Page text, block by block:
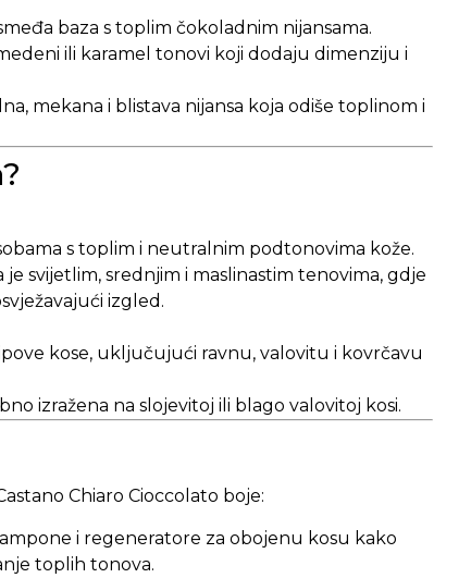
baza s toplim čokoladnim nijansama.
ili karamel tonovi koji dodaju dimenziju i
mekana i blistava nijansa koja odiše toplinom i
s toplim i neutralnim podtonovima kože.
svijetlim, srednjim i maslinastim tenovima, gdje
izgled.
kose, uključujući ravnu, valovitu i kovrčavu
izražena na slojevitoj ili blago valovitoj kosi.
Chiaro Cioccolato boje:
i regeneratore za obojenu kosu kako
toplih tonova.